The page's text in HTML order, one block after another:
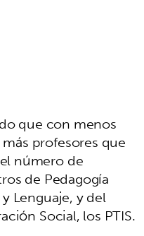
que con menos
profesores que
número de
de Pedagogía
Lenguaje, y del
Social, los PTIS.